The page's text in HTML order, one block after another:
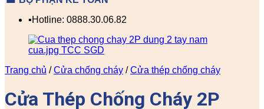
▪️Hotline: 0888.30.06.82
Trang chủ / Cửa chống cháy / Cửa thép chống cháy
Cửa Thép Chống Cháy 2P